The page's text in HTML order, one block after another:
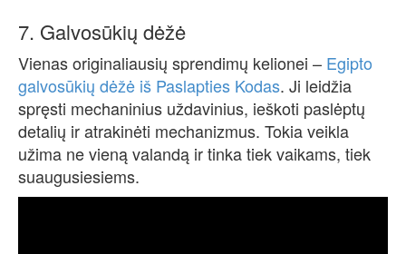
7. Galvosūkių dėžė
Vienas originaliausių sprendimų kelionei – Egipto
galvosūkių dėžė iš Paslapties Kodas. Ji leidžia
spręsti mechaninius uždavinius, ieškoti paslėptų
detalių ir atrakinėti mechanizmus. Tokia veikla
užima ne vieną valandą ir tinka tiek vaikams, tiek
suaugusiesiems.